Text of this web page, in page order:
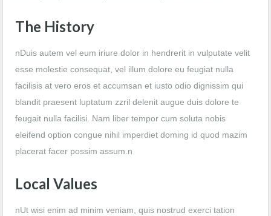
The History
nDuis autem vel eum iriure dolor in hendrerit in vulputate velit
esse molestie consequat, vel illum dolore eu feugiat nulla
facilisis at vero eros et accumsan et iusto odio dignissim qui
blandit praesent luptatum zzril delenit augue duis dolore te
feugait nulla facilisi. Nam liber tempor cum soluta nobis
eleifend option congue nihil imperdiet doming id quod mazim
placerat facer possim assum.n
Local Values
nUt wisi enim ad minim veniam, quis nostrud exerci tation